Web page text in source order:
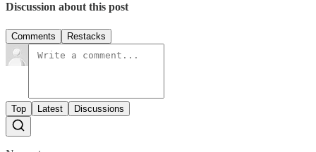
Discussion about this post
Comments Restacks
Top Latest Discussions